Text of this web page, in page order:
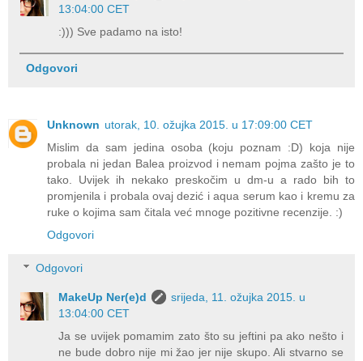
13:04:00 CET
:))) Sve padamo na isto!
Odgovori
Unknown utorak, 10. ožujka 2015. u 17:09:00 CET
Mislim da sam jedina osoba (koju poznam :D) koja nije
probala ni jedan Balea proizvod i nemam pojma zašto je to
tako. Uvijek ih nekako preskočim u dm-u a rado bih to
promjenila i probala ovaj dezić i aqua serum kao i kremu za
ruke o kojima sam čitala već mnoge pozitivne recenzije. :)
Odgovori
Odgovori
MakeUp Ner(e)d
srijeda, 11. ožujka 2015. u
13:04:00 CET
Ja se uvijek pomamim zato što su jeftini pa ako nešto i
ne bude dobro nije mi žao jer nije skupo. Ali stvarno se